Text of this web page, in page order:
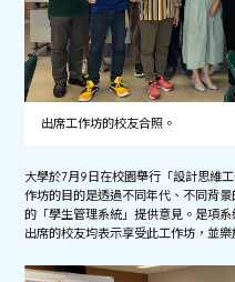
出席工作坊的校友合照。
大學於7月9日在校園舉行「設計思維
作坊的目的是透過不同年代、不同背
的「學生管理系統」提供意見。是項
出席的校友均表示享受此工作坊，並